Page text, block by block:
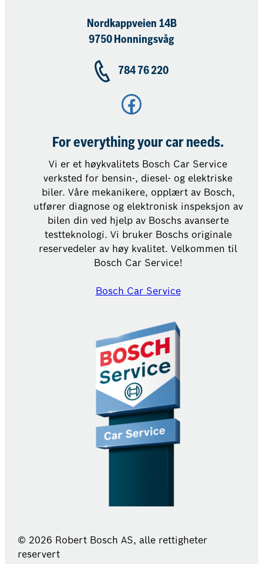
Nordkappveien 14B
9750 Honningsvåg
784 76 220
Facebook
For everything your car needs.
Vi er et høykvalitets Bosch Car Service
verksted for bensin-, diesel- og elektriske
biler. Våre mekanikere, opplært av Bosch,
utfører diagnose og elektronisk inspeksjon av
bilen din ved hjelp av Boschs avanserte
testteknologi. Vi bruker Boschs originale
reservedeler av høy kvalitet. Velkommen til
Bosch Car Service!
Bosch Car Service
© 2026 Robert Bosch AS, alle rettigheter
reservert